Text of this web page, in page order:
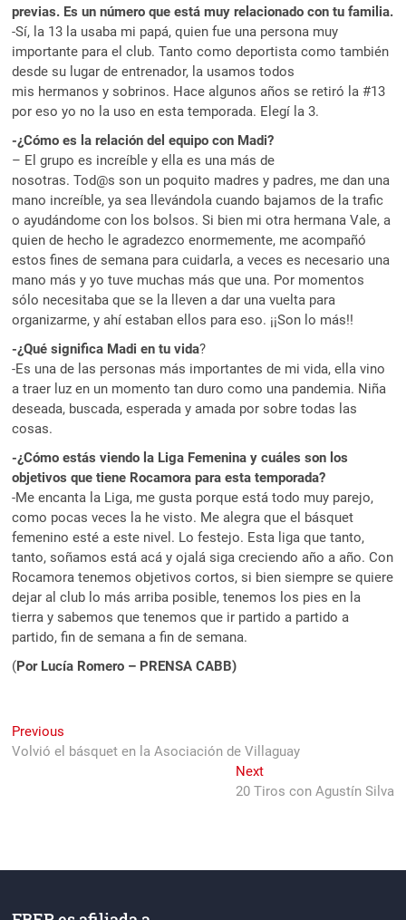
previas. Es un número que está muy relacionado con tu familia.
-Sí, la 13 la usaba mi papá, quien fue una persona muy
importante para el club. Tanto como deportista como también
desde su lugar de entrenador, la usamos todos
mis hermanos y sobrinos. Hace algunos años se retiró la #13
por eso yo no la uso en esta temporada. Elegí la 3.
-¿Cómo es la relación del equipo con Madi?
– El grupo es increíble y ella es una más de
nosotras. Tod@s son un poquito madres y padres, me dan una
mano increíble, ya sea llevándola cuando bajamos de la trafic
o ayudándome con los bolsos. Si bien mi otra hermana Vale, a
quien de hecho le agradezco enormemente, me acompañó
estos fines de semana para cuidarla, a veces es necesario una
mano más y yo tuve muchas más que una. Por momentos
sólo necesitaba que se la lleven a dar una vuelta para
organizarme, y ahí estaban ellos para eso. ¡¡Son lo más!!
-¿Qué significa Madi en tu vida?
-Es una de las personas más importantes de mi vida, ella vino
a traer luz en un momento tan duro como una pandemia. Niña
deseada, buscada, esperada y amada por sobre todas las
cosas.
-¿Cómo estás viendo la Liga Femenina y cuáles son los
objetivos que tiene Rocamora para esta temporada?
-Me encanta la Liga, me gusta porque está todo muy parejo,
como pocas veces la he visto. Me alegra que el básquet
femenino esté a este nivel. Lo festejo. Esta liga que tanto,
tanto, soñamos está acá y ojalá siga creciendo año a año. Con
Rocamora tenemos objetivos cortos, si bien siempre se quiere
dejar al club lo más arriba posible, tenemos los pies en la
tierra y sabemos que tenemos que ir partido a partido a
partido, fin de semana a fin de semana.
(Por Lucía Romero – PRENSA CABB)
Navegación
de
Previous
post:
Volvió el básquet en la Asociación de Villaguay
NextNext
post:
20 Tiros con Agustín Silva